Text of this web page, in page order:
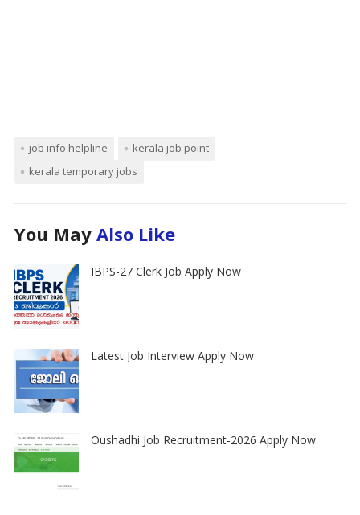
job info helpline
kerala job point
kerala temporary jobs
You May Also Like
IBPS-27 Clerk Job Apply Now
Latest Job Interview Apply Now
Oushadhi Job Recruitment-2026 Apply Now